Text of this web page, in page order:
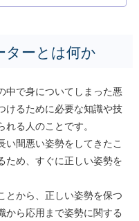
ターとは何か
中で身についてしまった悪
けるために必要な知識や技
る人のことです。
間悪い姿勢をしてきたこ
ため、すぐに正しい姿勢を
とから、正しい姿勢を保つ
から応用まで姿勢に関する